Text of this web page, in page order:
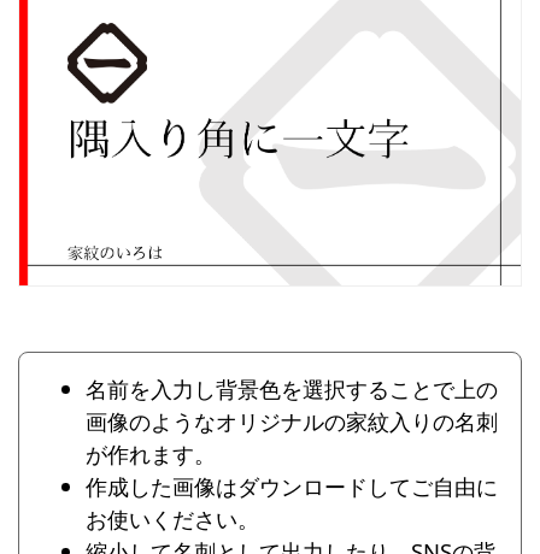
名前を入力し背景色を選択することで上の
画像のようなオリジナルの家紋入りの名刺
が作れます。
作成した画像はダウンロードしてご自由に
お使いください。